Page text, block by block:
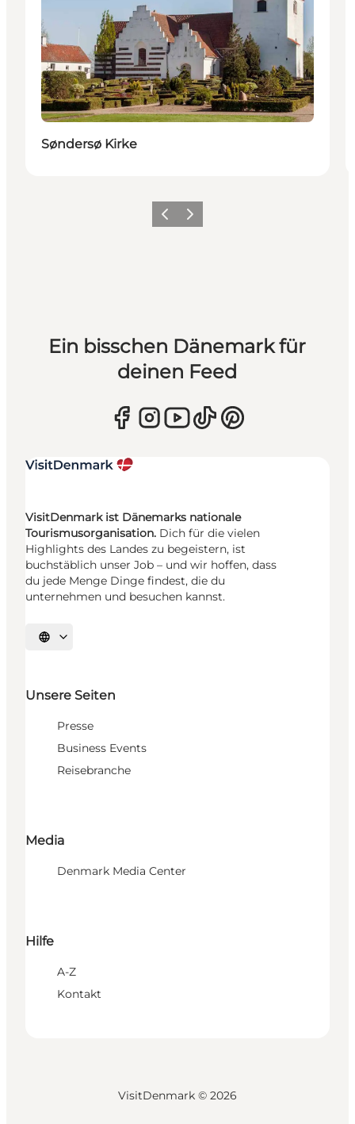
Søndersø Kirke
ZurückWeiter
Ein bisschen Dänemark für
deinen Feed
VisitDenmark ist Dänemarks nationale
Tourismusorganisation. Dich für die vielen
Highlights des Landes zu begeistern, ist
buchstäblich unser Job – und wir hoffen, dass
du jede Menge Dinge findest, die du
unternehmen und besuchen kannst.
Sprache auswählen
Unsere Seiten
Presse
Business Events
Reisebranche
Media
Denmark Media Center
Hilfe
A-Z
Kontakt
VisitDenmark © 2026